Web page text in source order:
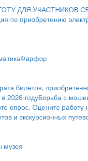
ДЛЯ УЧАСТНИКОВ
по приобретению
Фарфор
билетов,
2026 годуБорьба с
опрос. Оцените работу
и экскурсионных
музея